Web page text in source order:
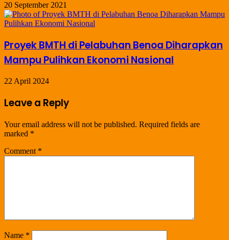
20 September 2021
Proyek BMTH di Pelabuhan Benoa Diharapkan
Mampu Pulihkan Ekonomi Nasional
22 April 2024
Leave a Reply
Your email address will not be published. Required fields are
marked *
Comment *
Name *